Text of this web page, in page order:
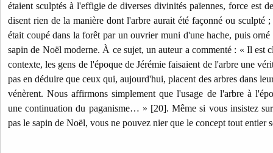
étaient sculptés à l'effigie de diverses divinités païennes, force est
disent rien de la manière dont l'arbre aurait été façonné ou sculpté
était coupé dans la forêt par un ouvrier muni d'une hache, puis
sapin de Noël moderne. À ce sujet, un auteur a commenté : « Il est
contexte, les gens de l'époque de Jérémie faisaient de l'arbre une
pas en déduire que ceux qui, aujourd'hui, placent des arbres dans
vénèrent. Nous affirmons simplement que l'usage de l'arbre à
une continuation du paganisme… » [20]. Même si vous insistez
pas le sapin de Noël, vous ne pouvez nier que le concept tout entier